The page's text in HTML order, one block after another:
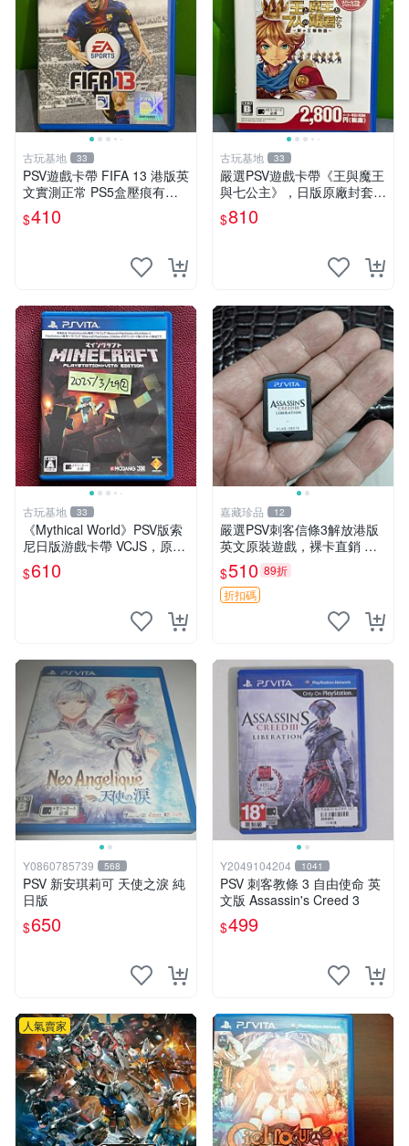
古玩基地 33
PSV遊戲卡帶 FIFA 13 港版英
文實測正常 PS5盒壓痕有圖
可驗收 FIFA 13 PSV 港版 游
玩無問題 PSV FIFA 13 港版
$410
古玩基地 33
嚴選PSV遊戲卡帶《王與魔王
與七公主》，日版原廠封套，
雙面精美封面，實測暢玩無障
礙。久藏家中，輕微使用痕
估。古董級遊戲限量收
$810
古玩基地 33
《Mythical World》PSV版索
尼日版游戲卡帶 VCJS，原裝
進口帶全盒說明書，支持主機
運行。Mythical World PSV
$610
嘉藏珍品 12
嚴選PSV刺客信條3解放港版
英文原裝遊戲，裸卡直銷 刺
客信條3 游戲 港版游戲
$510 89折
折扣碼
Y0860785739 568
PSV 新安琪莉可 天使之淚 純
日版
$650
Y2049104204 1041
PSV 刺客教條 3 自由使命 英
文版 Assassin's Creed 3
$499
人氣賣家